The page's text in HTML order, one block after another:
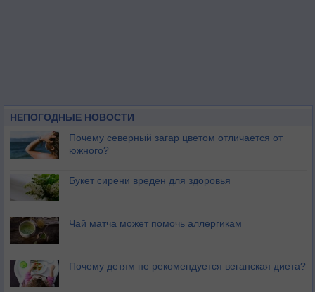
НЕПОГОДНЫЕ НОВОСТИ
Почему северный загар цветом отличается от
южного?
Букет сирени вреден для здоровья
Чай матча может помочь аллергикам
Почему детям не рекомендуется веганская диета?